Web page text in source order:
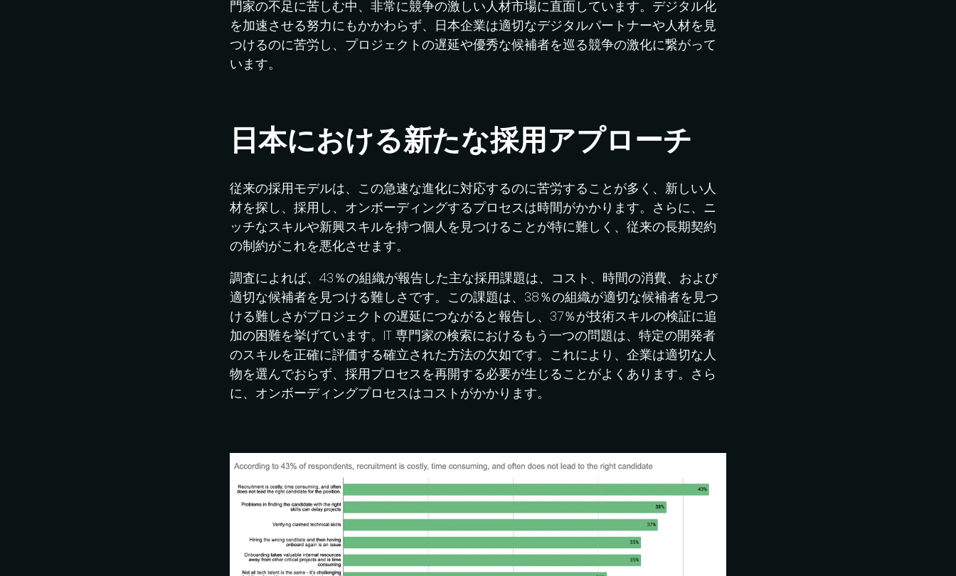
門家の不足に苦しむ中、非常に競争の激しい人材市場に直面しています。デジタル化
を加速させる努力にもかかわらず、日本企業は適切なデジタルパートナーや人材を見
つけるのに苦労し、プロジェクトの遅延や優秀な候補者を巡る競争の激化に繋がって
います。
日本における新たな採用アプローチ
従来の採用モデルは、この急速な進化に対応するのに苦労することが多く、新しい人
材を探し、採用し、オンボーディングするプロセスは時間がかかります。さらに、ニ
ッチなスキルや新興スキルを持つ個人を見つけることが特に難しく、従来の長期契約
の制約がこれを悪化させます。
調査によれば、43％の組織が報告した主な採用課題は、コスト、時間の消費、および
適切な候補者を見つける難しさです。この課題は、38％の組織が適切な候補者を見つ
ける難しさがプロジェクトの遅延につながると報告し、37％が技術スキルの検証に追
加の困難を挙げています。IT 専門家の検索におけるもう一つの問題は、特定の開発者
のスキルを正確に評価する確立された方法の欠如です。これにより、企業は適切な人
物を選んでおらず、採用プロセスを再開する必要が生じることがよくあります。さら
に、オンボーディングプロセスはコストがかかります。